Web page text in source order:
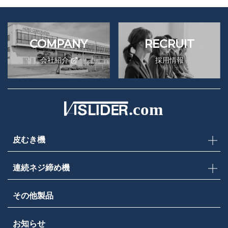
COMPANY
会社紹介
RECRUIT
採用情報
皮むき機
連続ネジ締め機
その他製品
お知らせ